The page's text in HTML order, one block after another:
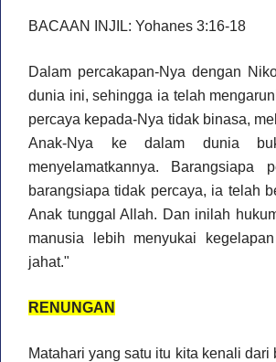
BACAAN INJIL: Yohanes 3:16-18
Dalam percakapan-Nya dengan
dunia ini, sehingga ia telah
percaya kepada-Nya tidak binasa,
Anak-Nya ke dalam dunia
menyelamatkannya.
barangsiapa tidak percaya, ia telah
Anak tunggal Allah. Dan inilah
manusia lebih menyukai
jahat."
RENUNGAN
Matahari yang satu itu kita kenali